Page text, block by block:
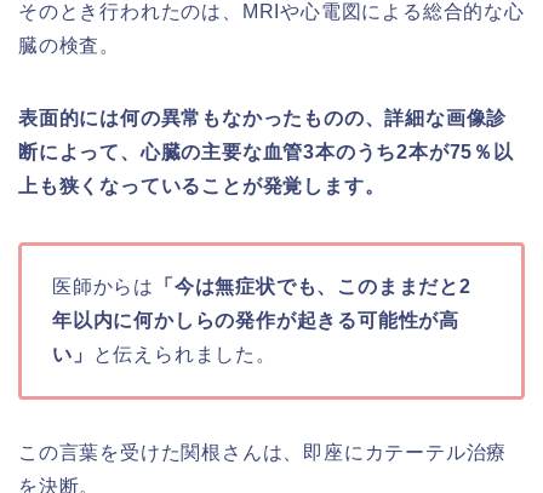
そのとき行われたのは、MRIや心電図による総合的な心
臓の検査。
表面的には何の異常もなかったものの、詳細な画像診
断によって、心臓の主要な血管3本のうち2本が75％以
上も狭くなっていることが発覚します。
医師からは
「今は無症状でも、このままだと2
年以内に何かしらの発作が起きる可能性が高
い」
と伝えられました。
この言葉を受けた関根さんは、即座にカテーテル治療
を決断。